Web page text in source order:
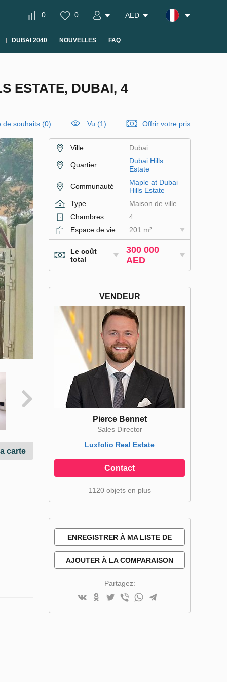
0 0 AED
DUBAÏ 2040 NOUVELLES FAQ
ESTATE, DUBAI, 4
de souhaits (0) Vu (1) Offrir votre prix
carte
Ville Dubai
Quartier
Dubai Hills
Estate
Communauté
Maple at Dubai
Hills Estate
Type
Maison de ville
Chambres
4
Espace de vie
201 m²
Le coût
total
300 000
AED
VENDEUR
Pierce Bennet
Sales Director
Luxfolio Real Estate
Contact
1120 objets en plus
ENREGISTRER À MA LISTE DE
SOUHAITS
AJOUTER À LA COMPARAISON
Partagez: